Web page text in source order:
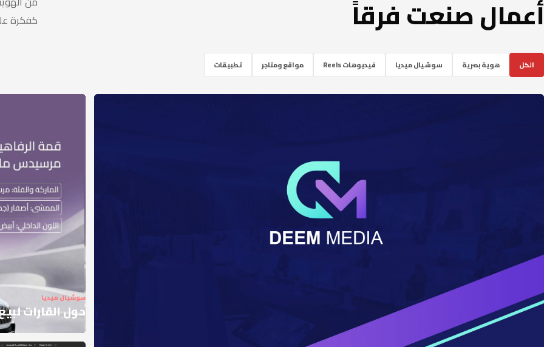
أعمال صنعت فرقاً
كفكرة
الكل هوية بصرية سوشيال ميديا فيديوهات Reels مواقع ومتاجر تطبيقات
سوشيال ميديا
حول القارات